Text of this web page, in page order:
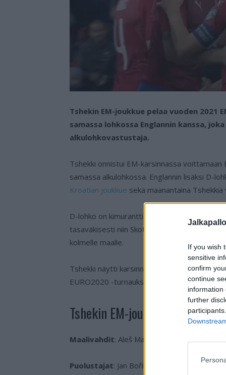
If you wish
sensitive
confirm
continue
information
further
Tshekin EM-joukkue pelaa vuoden 2021
samassa lohkossa Englannin kanssa,
alkulohkovastustaja.
Tshekki onnistui EM-karsinnassa voittamaan
samassa alkulohkossa. Englannin lisäksi D-
Kroatian joukkue sekä maanantaina
D-lohko on kimurantti. Englanti on selkeä
tasaväkisesti niin Skotlannin kuin Tshekinkin
kolmelle maalle.
Tshekki näytti karsinnoissa vaarallisuutensa
EURO2020 -turnauksessa.
Tshekin EM-joukkue 2021:
Maalivahdit: Aleš Mandous (Olomouc), Jiří
Puolustajat: Jan Bořil (Slavia Praha), Jakub